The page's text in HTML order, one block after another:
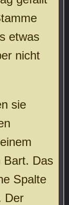
etwas
nicht
sie
Bart. Das
Spalte
Der